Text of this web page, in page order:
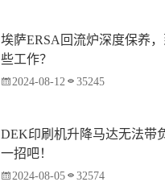
埃萨ERSA回流炉深度保养
些工作？
2024-08-12 35245
DEK印刷机升降马达无法带
一招吧！
2024-08-05 32574